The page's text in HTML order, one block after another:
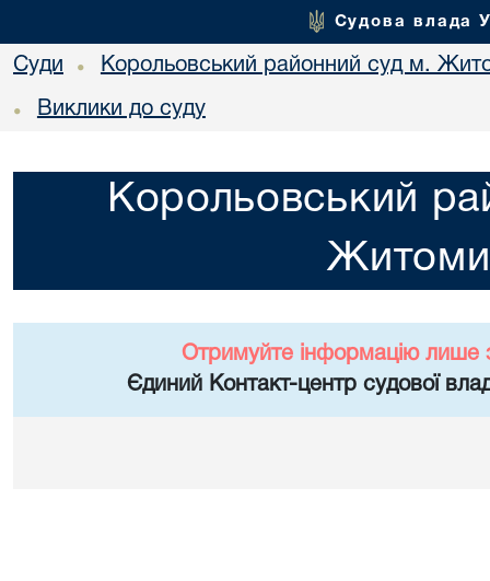
Судова влада
Суди • Корольовський районний суд м.
• Виклики до суду
Корольовський
Отримуйте інформацію лише
Єдиний Контакт-центр судової